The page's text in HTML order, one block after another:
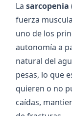
La sarcopenia
fuerza
uno de los
autonomía a
natural del
pesas, lo que
quieren o no
caídas,